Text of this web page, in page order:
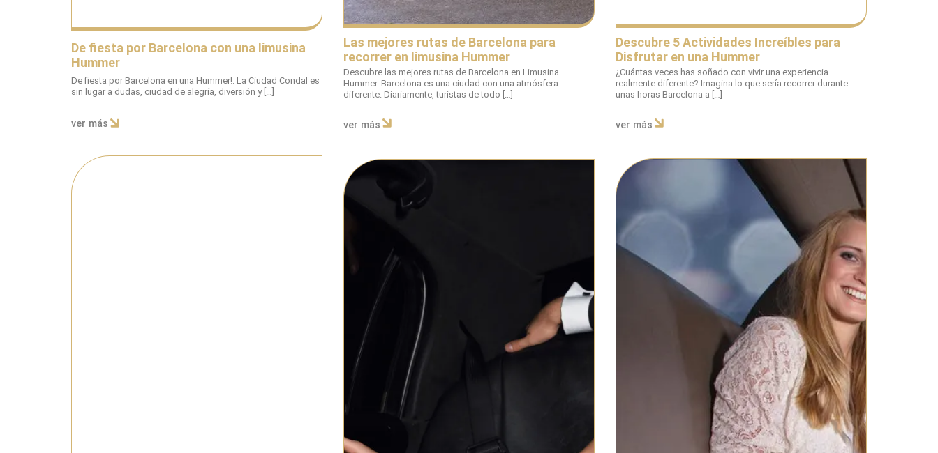
De fiesta por Barcelona con una limusina
Hummer
De fiesta por Barcelona en una Hummer!. La Ciudad Condal es
sin lugar a dudas, ciudad de alegría, diversión y […]
ver más
Las mejores rutas de Barcelona para
recorrer en limusina Hummer
Descubre las mejores rutas de Barcelona en Limusina
Hummer. Barcelona es una ciudad con una atmósfera
diferente. Diariamente, turistas de todo […]
ver más
Descubre 5 Actividades Increíbles para
Disfrutar en una Hummer
¿Cuántas veces has soñado con vivir una experiencia
realmente diferente? Imagina lo que sería recorrer durante
unas horas Barcelona a […]
ver más